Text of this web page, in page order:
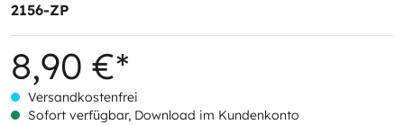
2156-ZP
8,90 €*
Versandkostenfrei
Sofort verfügbar, Download im Kundenkonto